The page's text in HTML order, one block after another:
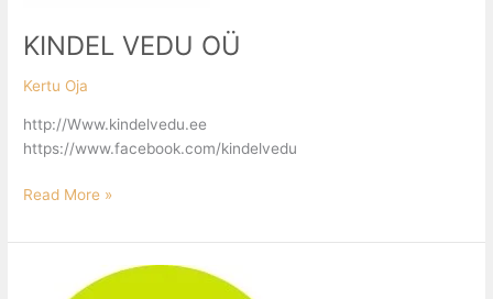
KINDEL VEDU OÜ
Kertu Oja
http://Www.kindelvedu.ee
https://www.facebook.com/kindelvedu
Read More »